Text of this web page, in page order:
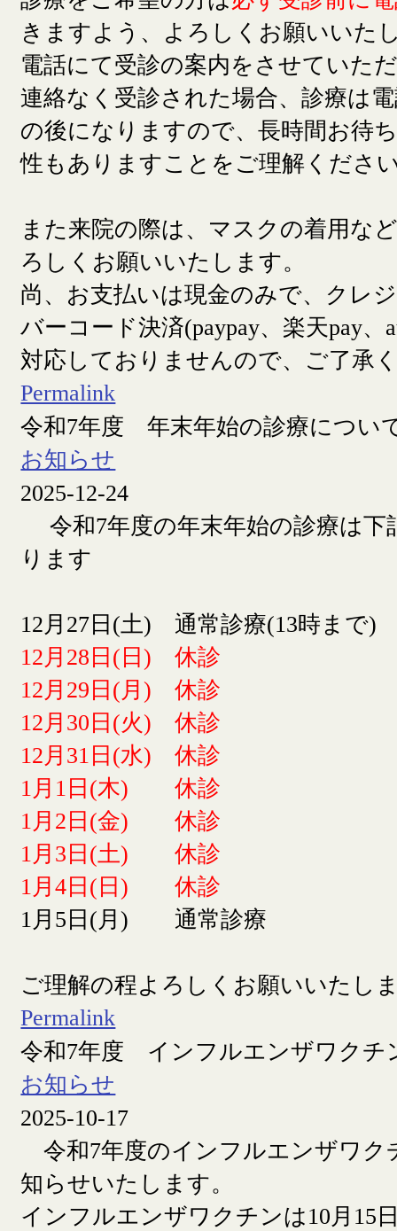
きますよう、よろしくお願いいた
電話にて受診の案内をさせていた
連絡なく受診された場合、診療は
の後になりますので、長時間お待
性もありますことをご理解くださ
また来院の際は、マスクの着用な
ろしくお願いいたします。
尚、お支払いは現金のみで、クレ
バーコード決済(paypay、楽天pay、
対応しておりませんので、ご了承
Permalink
令和7年度 年末年始の診療につい
お知らせ
2025-12-24
令和7年度の年末年始の診療は下
ります
12月27日(土) 通常診療(13時まで)
12月28日(日) 休診
12月29日(月) 休診
12月30日(火) 休診
12月31日(水) 休診
1月1日(木) 休診
1月2日(金) 休診
1月3日(土) 休診
1月4日(日) 休診
1月5日(月) 通常診療
ご理解の程よろしくお願いいたし
Permalink
令和7年度 インフルエンザワクチ
お知らせ
2025-10-17
令和7年度のインフルエンザワク
知らせいたします。
インフルエンザワクチンは10月15